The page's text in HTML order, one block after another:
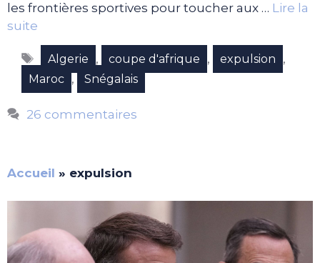
les frontières sportives pour toucher aux … Lire la
suite
Étiquettes
Algerie , coupe d'afrique , expulsion ,
Maroc , Snégalais
26 commentaires
Accueil » expulsion